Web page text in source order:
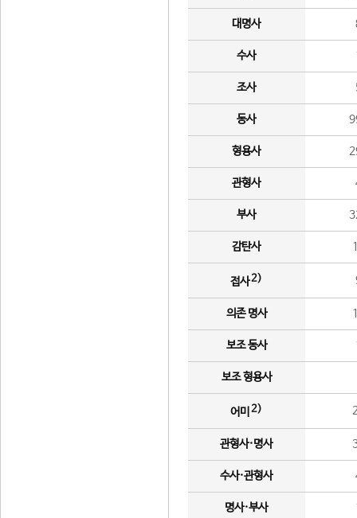
대명사
수사
조사
동사
형용사
관형사
부사
감탄사
접사2)
의존 명사
보조 동사
보조 형용사
어미 2)
관형사·명사
수사·관형사
명사·부사